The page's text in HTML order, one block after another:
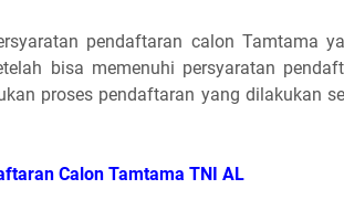
pendaftaran calon Tamtama
bisa memenuhi persyaratan
proses pendaftaran yang dilakukan
Calon Tamtama TNI AL